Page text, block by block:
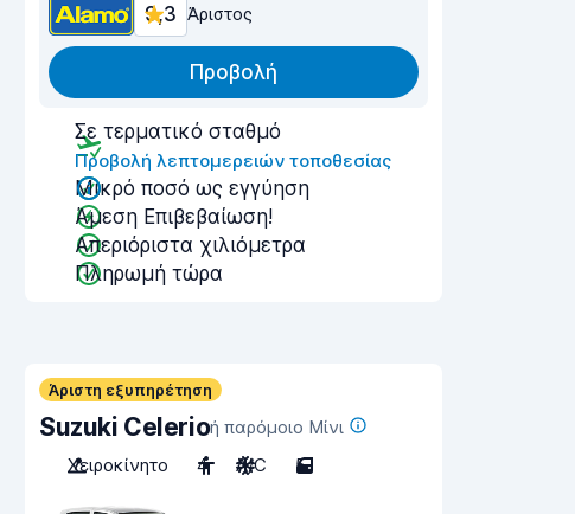
9,3 Άριστος
Προβολή
Σε τερματικό σταθμό
Προβολή λεπτομερειών τοποθεσίας
Μικρό ποσό ως εγγύηση
Άμεση Επιβεβαίωση!
Απεριόριστα χιλιόμετρα
Πληρωμή τώρα
Άριστη εξυπηρέτηση
Suzuki Celerioή παρόμοιο Μίνι
Χειροκίνητο
4 A/C 5